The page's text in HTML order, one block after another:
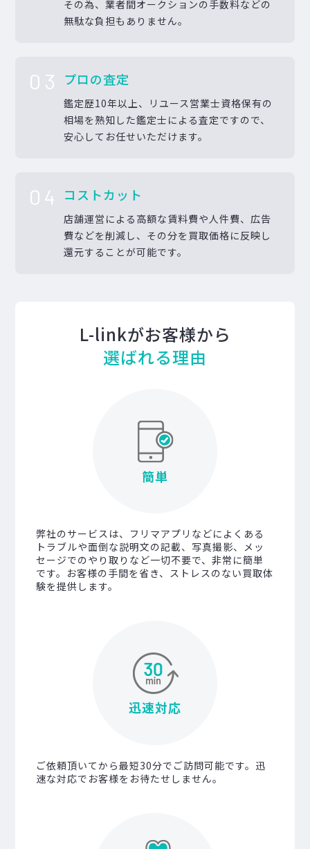
その為、業者間オークションの手数料などの
無駄な負担もありません。
03 プロの査定
鑑定歴10年以上、リユース営業士資格保有の
相場を熟知した鑑定士による査定ですので、
安心してお任せいただけます。
04 コストカット
店舗運営による高額な賃料費や人件費、広告
費などを削減し、その分を買取価格に反映し
還元することが可能です。
L-linkがお客様から
選ばれる理由
簡単
弊社のサービスは、フリマアプリなどによくある
トラブルや面倒な説明文の記載、写真撮影、メッ
セージでのやり取りなど一切不要で、非常に簡単
です。お客様の手間を省き、ストレスのない買取体
験を提供します。
迅速対応
ご依頼頂いてから最短30分でご訪問可能です。迅
速な対応でお客様をお待たせしません。